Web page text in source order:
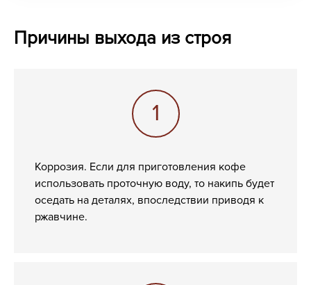
Причины выхода из строя
Коррозия. Если для приготовления кофе
использовать проточную воду, то накипь будет
оседать на деталях, впоследствии приводя к
ржавчине.